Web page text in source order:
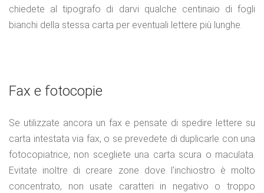
chiedete al tipografo di darvi qualche centinaio di fogli
bianchi della stessa carta per eventuali lettere più lunghe.
Fax e fotocopie
Se utilizzate ancora un fax e pensate di spedire lettere su
carta intestata via fax, o se prevedete di duplicarle con una
fotocopiatrice, non scegliete una carta scura o maculata.
Evitate inoltre di creare zone dove l'inchiostro è molto
concentrato, non usate caratteri in negativo o troppo